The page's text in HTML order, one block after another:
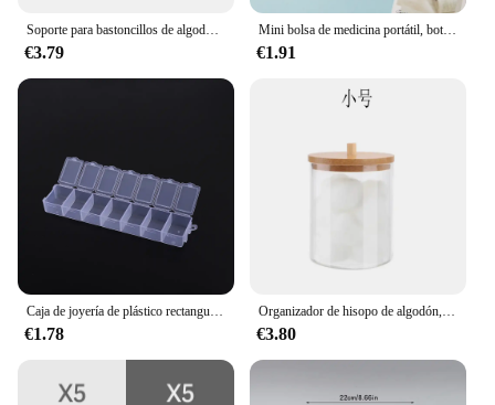
Soporte para bastoncillos de algodón, dispensador de bastoncillos con tapas de bambú, tarros de almacenamiento para baño de bambú, contenedores de almacenamiento de plástico transparente, 1 Uds.
€3.79
Mini bolsa de medicina portátil, botiquín de primeros auxilios de viaje, bolsa de medicina, bolsa de almacenamiento, botiquín de supervivencia, caja de medicina, emergencia al aire libre, Camping
€1.91
Caja de joyería de plástico rectangular de 28 rejillas, caja de almacenamiento con compartimentos, joyería, pendiente, cuentas, organizador de contenedores de exhibición artesanal
€1.78
Organizador de hisopo de algodón, cubierta de bambú, organizador redondo acrílico, caja de almacenamiento de maquillaje, contenedor Organizadores
€3.80